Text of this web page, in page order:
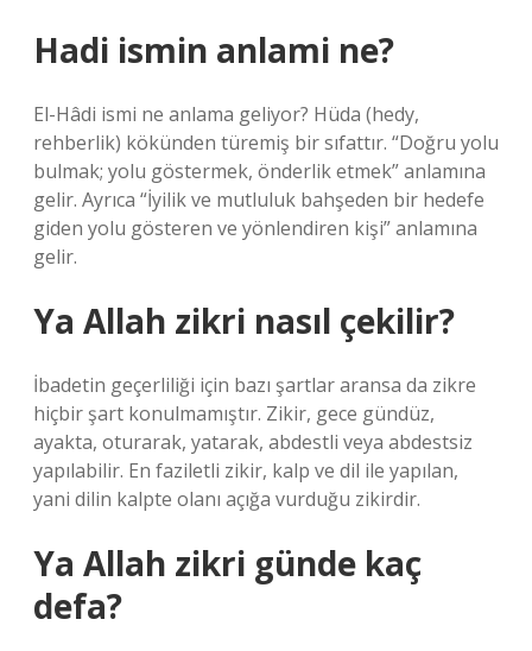
Hadi ismin anlami ne?
El-Hâdi ismi ne anlama geliyor? Hüda (hedy,
rehberlik) kökünden türemiş bir sıfattır. “Doğru yolu
bulmak; yolu göstermek, önderlik etmek” anlamına
gelir. Ayrıca “İyilik ve mutluluk bahşeden bir hedefe
giden yolu gösteren ve yönlendiren kişi” anlamına
gelir.
Ya Allah zikri nasıl çekilir?
İbadetin geçerliliği için bazı şartlar aransa da zikre
hiçbir şart konulmamıştır. Zikir, gece gündüz,
ayakta, oturarak, yatarak, abdestli veya abdestsiz
yapılabilir. En faziletli zikir, kalp ve dil ile yapılan,
yani dilin kalpte olanı açığa vurduğu zikirdir.
Ya Allah zikri günde kaç
defa?